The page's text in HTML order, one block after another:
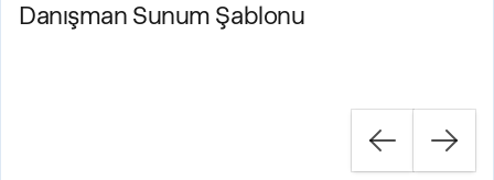
Danışman Sunum Şablonu